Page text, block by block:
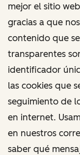
mejor el sitio
gracias a que
contenido que
transparentes
identificador
las cookies que
seguimiento de
en internet.
en nuestros
saber qué